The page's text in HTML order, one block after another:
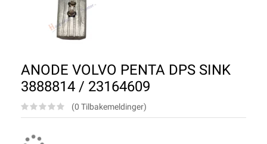
ANODE VOLVO PENTA DPS SINK
3888814 / 23164609
(0 Tilbakemeldinger)